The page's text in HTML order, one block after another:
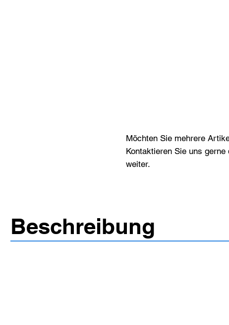
Möchten Sie mehrere
Kontaktieren Sie uns
weiter.
Beschreibung